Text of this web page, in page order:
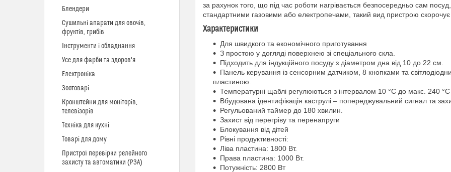
за рахунок того, що під час роботи нагрівається безпосередньо сам
стандартними газовими або електропечами, такий вид пристрою скорочує
Характеристики
Для швидкого та економічного приготування
З простою у догляді поверхнею зі спеціального скла.
Підходить для індукційного посуду з діаметром дна від 10 до 22 см.
Панель керування із сенсорним датчиком, 8 кнопками та
пластиною.
Температурні щаблі регулюються з інтервалом 10 °C до макс. 240 °С
Вбудована ідентифікація каструлі – попереджувальний сигнал та
Регульований таймер до 180 хвилин.
Захист від перегріву та перенапруги
Блокування від дітей
Рівні продуктивності:
Ліва пластина: 1800 Вт.
Права пластина: 1000 Вт.
Потужність: 2800 Вт
Блендери
Сушильні апарати для овочів,
фруктів, грибів
Інструменти і обладнання
Усе для фарби та здоров'я
Електроніка
Зоотоварі
Кронштейни для моніторів,
телевізорів
Техніка для кухні
Товарі для дому
Пристрої перевірки релейного
захисту та автоматики (РЗА)